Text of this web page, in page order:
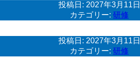
投稿日: 2027年3月11日
カテゴリー: 研修
投稿日: 2027年3月11日
カテゴリー: 研修